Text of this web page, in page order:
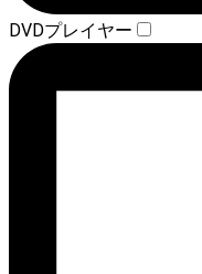
DVDプレイヤー